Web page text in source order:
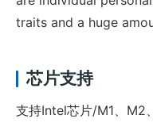
traits and a huge
芯片支持
支持Intel芯片/M1、M2